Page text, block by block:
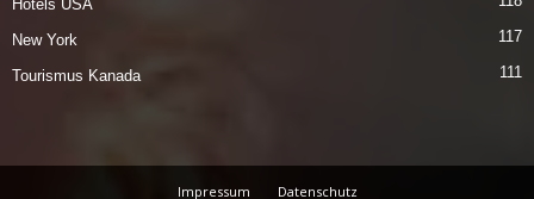
Hotels USA
New York 117
Tourismus Kanada 111
Impressum Datenschutz